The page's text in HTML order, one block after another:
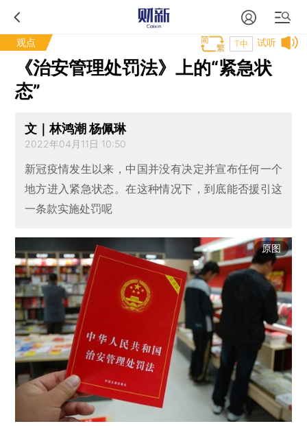
观点 试听
T中
《治安管理处罚法》上的“紧急状
态”
文｜林鸿潮 杨佩琳
2022年04月11日 10:50
新冠疫情发生以来，中国并没有决定并宣布任何一个
地方进入紧急状态。在这种情况下，到底能否援引这
一条款实施处罚呢
原图